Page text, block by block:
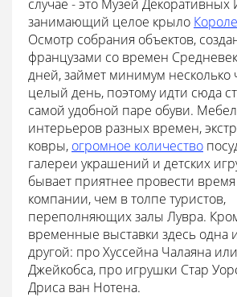
случае - это Музей Декоративных
занимающий целое крыло
Осмотр собрания объектов,
французами со времен
дней, займет минимум несколько
целый день, поэтому идти сюда
самой удобной паре обуви.
интерьеров разных времен,
ковры, огромное количество
галереи украшений и детских
бывает приятнее провести время
компании, чем в толпе туристов,
переполняющих залы Лувра.
временные выставки здесь одна
другой: про Хуссейна Чалаяна
Джейкобса, про игрушки Стар
Дриса ван Нотена.